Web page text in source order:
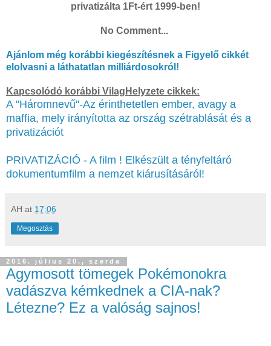
privatizálta 1Ft-ért 1999-ben!
No Comment...
Ajánlom még korábbi kiegészítésnek a Figyelő cikkét
elolvasni a láthatatlan milliárdosokról!
Kapcsolódó korábbi VilagHelyzete cikkek:
A "Háromnevű"-Az érinthetetlen ember, avagy a
maffia, mely irányította az ország szétrablását és a
privatizációt
PRIVATIZÁCIÓ - A film ! Elkészült a tényfeltáró
dokumentumfilm a nemzet kiárusításáról!
AH at 17:06
Megosztás
2016. július 20., szerda
Agymosott tömegek Pokémonokra
vadászva kémkednek a CIA-nak?
Létezne? Ez a valóság sajnos!